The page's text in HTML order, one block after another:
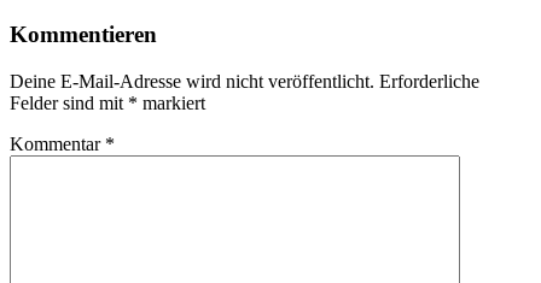
Kommentieren
Deine E-Mail-Adresse wird nicht veröffentlicht. Erforderliche
Felder sind mit * markiert
Kommentar *